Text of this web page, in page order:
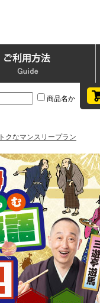
商品名か
クなマンスリープラン